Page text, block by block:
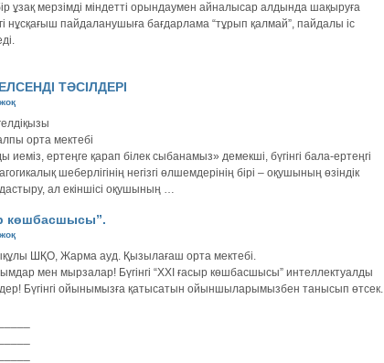
ұзақ мерзімді міндетті орындаумен айналысар алдында шақыруға
нұсқағыш пайдаланушыға бағдарлама “тұрып қалмай”, пайдалы ic
ТӘСІЛДЕРІ
орта мектебі
ертеңге қарап білек сыбанамыз» демекші, бүгінгі бала-ертеңгі
шеберлігінің негізгі өлшемдерінің бірі – оқушының өзіндік
ал екіншісі оқушының …
көшбасшысы”.
ШҚО, Жарма ауд. Қызылағаш орта мектебі.
мен мырзалар! Бүгінгі “ХХІ ғасыр көшбасшысы” интеллектуалды
Бүгінгі ойынымызға қатысатын ойыншыларымызбен танысып өтсек.